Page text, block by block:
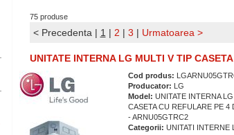
75 produse
< Precedenta | 1 | 2 | 3 | Urmatoarea >
UNITATE INTERNA LG MULTI V TIP
Cod produs:
Producator: LG
Model:UNITATE INTERNA
CASETA CU REFULARE PE 4
- ARNU05GTRC2
Categorii:UNITATI INTERNE